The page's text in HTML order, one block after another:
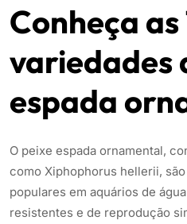
Conheça as
variedades
espada
O peixe espada ornamental,
como Xiphophorus hellerii,
populares em aquários de
resistentes e de reprodução